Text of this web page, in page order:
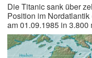
Die Titanic sank über
Position im
am 01.09.1985 in 3.800